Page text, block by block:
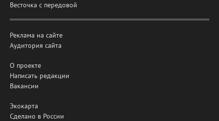
Весточка с передовой
Реклама на сайте
Аудитория сайта
О проекте
Написать редакции
Вакансии
Экокарта
Сделано в России